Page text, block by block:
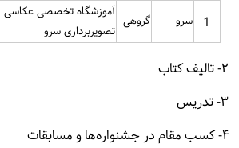
1 سرو گروهی
آموزشگاه تخصصی عکاسی
تصویربرداری سرو
۲- تالیف کتاب
۳- تدریس
۴- کسب مقام در جشنواره‌ها و مسابقات